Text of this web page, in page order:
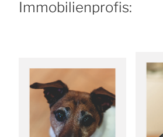
Immobilienprofis: